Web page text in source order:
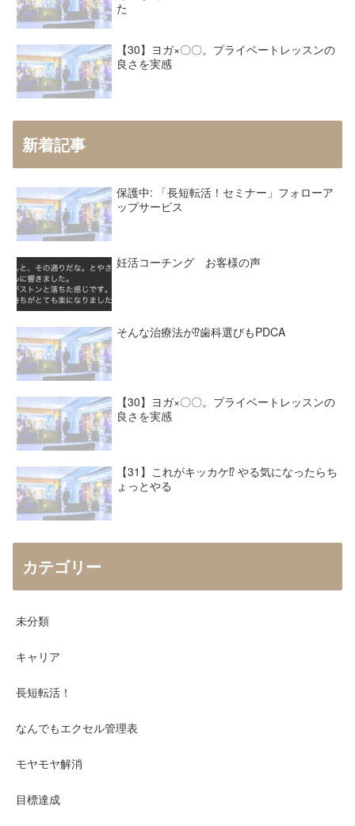
た
【30】ヨガ×〇〇。プライベートレッスンの
良さを実感
新着記事
保護中: 「長短転活！セミナー」フォローア
ップサービス
妊活コーチング お客様の声
そんな治療法が⁉︎歯科選びもPDCA
【30】ヨガ×〇〇。プライベートレッスンの
良さを実感
【31】これがキッカケ⁉︎ やる気になったらち
ょっとやる
カテゴリー
未分類
キャリア
長短転活！
なんでもエクセル管理表
モヤモヤ解消
目標達成